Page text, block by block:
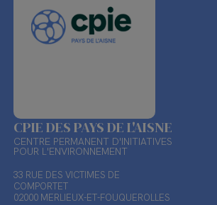
CPIE DES PAYS DE L'AISNE
CENTRE PERMANENT D'INITIATIVES
POUR L'ENVIRONNEMENT
33 RUE DES VICTIMES DE
COMPORTET
02000 MERLIEUX-ET-FOUQUEROLLES